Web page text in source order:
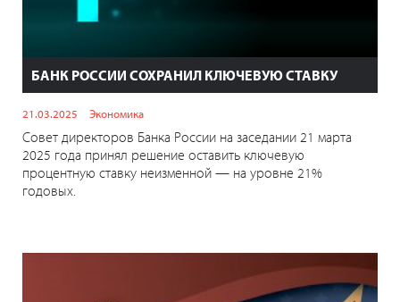
БАНК РОССИИ СОХРАНИЛ КЛЮЧЕВУЮ СТАВКУ
21.03.2025 Экономика
Совет директоров Банка России на заседании 21 марта
2025 года принял решение оставить ключевую
процентную ставку неизменной — на уровне 21%
годовых.